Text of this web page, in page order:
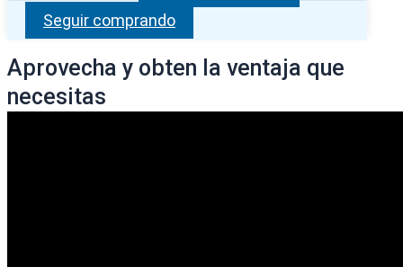
Seguir comprando
Aprovecha y obten la ventaja que
necesitas